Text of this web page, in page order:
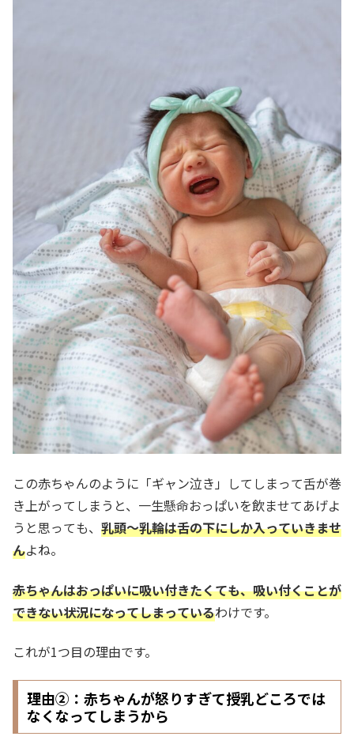
この赤ちゃんのように「ギャン泣き」してしまって舌が巻
き上がってしまうと、一生懸命おっぱいを飲ませてあげよ
うと思っても、 乳頭～乳輪は舌の下にしか入っていきませ
んよね。
赤ちゃんはおっぱいに吸い付きたくても、吸い付くことが
できない状況になってしまっているわけです。
これが1つ目の理由です。
理由②：赤ちゃんが怒りすぎて授乳どころでは
なくなってしまうから